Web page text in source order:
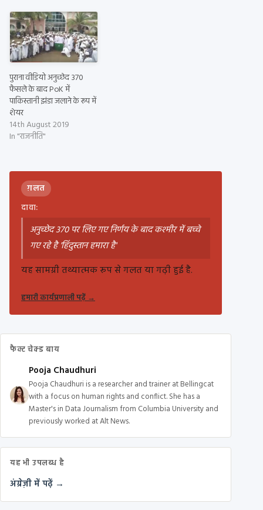
पुराना वीडियो अनुच्छेद 370
फैसले के बाद PoK में
पाकिस्तानी झंडा जलाने के रूप में
शेयर
14th August 2019
In "राजनीति"
ग़लत
दावा:
अनुच्छेद 370 पर लिए गए निर्णय के बाद कश्मीर में बच्चे
गए रहे है 'हिंदुस्तान हमारा है'
यह सामग्री तथ्यात्मक रूप से गलत या गढ़ी हुई है.
हमारी कार्यप्रणाली पढ़ें→
फैक्ट चेक्ड बाय
Pooja Chaudhuri
Pooja Chaudhuri is a researcher and trainer at Bellingcat
with a focus on human rights and conflict. She has a
Master's in Data Journalism from Columbia University and
previously worked at Alt News.
यह भी उपलब्ध है
अंग्रेज़ी में पढ़ें →